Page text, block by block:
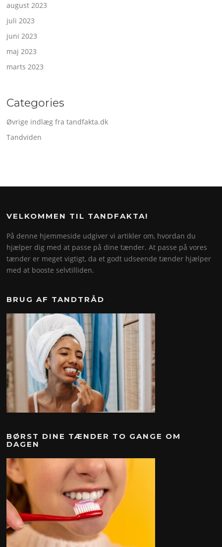
august 2023
juli 2023
juni 2023
maj 2023
marts 2023
Categories
Øvrige indlæg fra tandfakta.dk
Tandviden
VELKOMMEN TIL TANDFAKTA!
På denne hjemmeside udgiver vi artikler om, hvordan du
hjælper dig med at passe på dine tænder. At passe på vores
tænder er meget vigtigt, da et godt udseende tænder hjælper
med at booste selvtilliden.
BRUG AF TANDTRÅD
BØRST DINE TÆNDER TO GANGE OM
DAGEN